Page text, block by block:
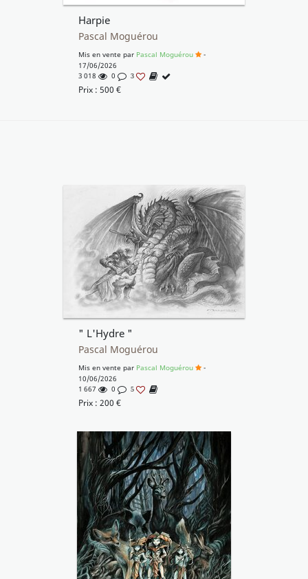
Harpie
Pascal Moguérou
Mis en vente par Pascal Moguérou
-
17/06/2026
3 018
0 3
Prix : 500 €
" L'Hydre "
Pascal Moguérou
Mis en vente par Pascal Moguérou
-
10/06/2026
1 667
0 5
Prix : 200 €